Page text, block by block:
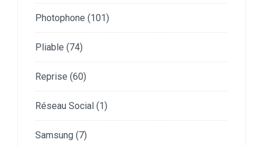
Photophone (101)
Pliable (74)
Reprise (60)
Réseau Social (1)
Samsung (7)